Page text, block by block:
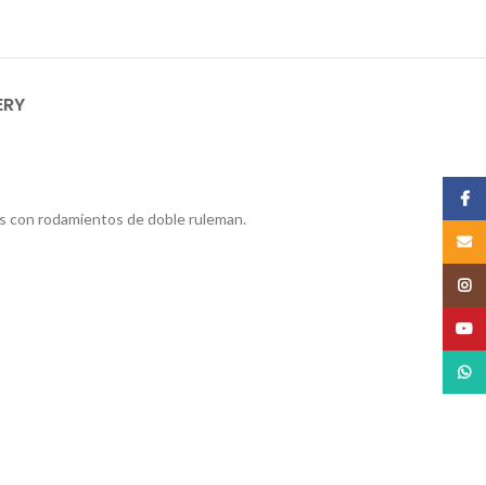
con rodamientos de doble ruleman.
Email